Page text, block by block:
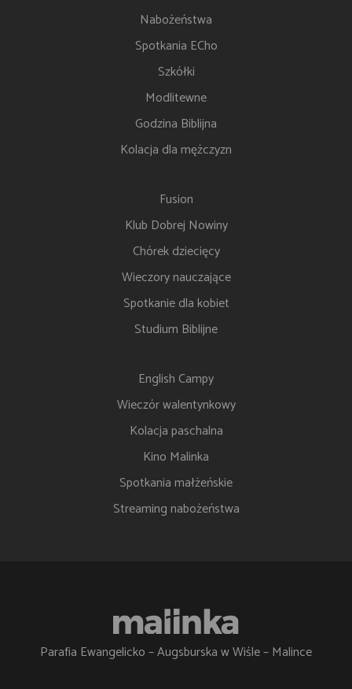
Nabożeństwa
Spotkania ECho
Szkółki
Modlitewne
Godzina Biblijna
Kolacja dla mężczyzn
Fusion
Klub Dobrej Nowiny
Chórek dziecięcy
Wieczory nauczające
Spotkanie dla kobiet
Studium Biblijne
English Campy
Wieczór walentynkowy
Kolacja paschalna
Kino Malinka
Spotkania małżeńskie
Streaming nabożeństwa
Parafia Ewangelicko – Augsburska w Wiśle – Malince